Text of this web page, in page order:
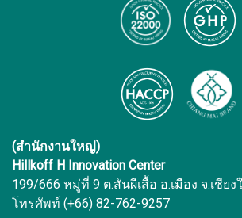
(สำนักงานใหญ่)
Hillkoff H Innovation Center
199/666 หมู่ที่ 9 ต.สันผีเสื้อ อ.เมือง จ.เชีย
โทรศัพท์ (+66) 82-762-9257